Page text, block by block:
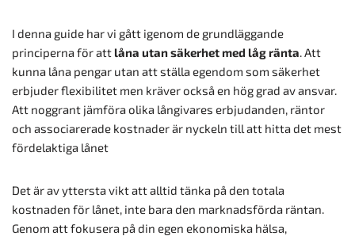
I denna guide har vi gått igenom de grundläggande
principerna för att låna utan säkerhet med låg ränta. Att
kunna låna pengar utan att ställa egendom som säkerhet
erbjuder flexibilitet men kräver också en hög grad av ansvar.
Att noggrant jämföra olika långivares erbjudanden, räntor
och associarerade kostnader är nyckeln till att hitta det mest
fördelaktiga lånet
Det är av yttersta vikt att alltid tänka på den totala
kostnaden för lånet, inte bara den marknadsförda räntan.
Genom att fokusera på din egen ekonomiska hälsa,